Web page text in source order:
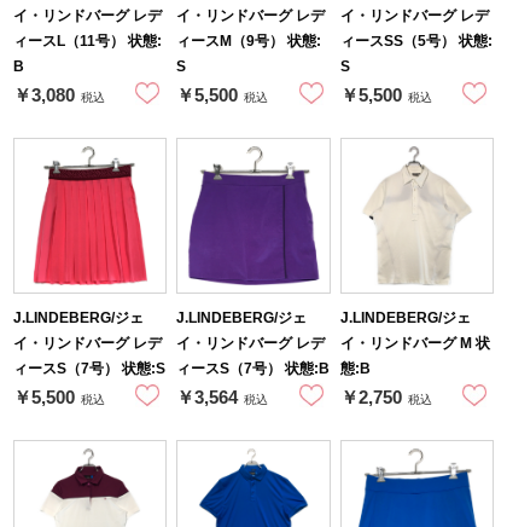
イ・リンドバーグ レデ
ィースL（11号） 状態:
B
￥3,080 税込
イ・リンドバーグ レデ
ィースM（9号） 状態:
S
￥5,500 税込
イ・リンドバーグ レデ
ィースSS（5号） 状態:
S
￥5,500 税込
J.LINDEBERG/ジェ
イ・リンドバーグ レデ
ィースS（7号） 状態:S
￥5,500 税込
J.LINDEBERG/ジェ
イ・リンドバーグ レデ
ィースS（7号） 状態:B
￥3,564 税込
J.LINDEBERG/ジェ
イ・リンドバーグ M 状
態:B
￥2,750 税込